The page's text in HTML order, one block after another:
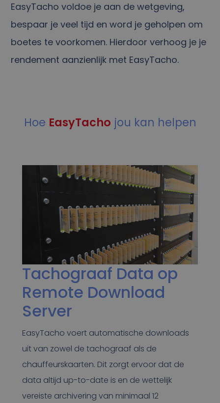
EasyTacho voldoe je aan de wetgeving,
bespaar je veel tijd en word je geholpen om
boetes te voorkomen. Hierdoor verhoog je je
rendement aanzienlijk met EasyTacho.
Hoe EasyTacho jou kan helpen
Tachograaf Data op
Remote Download
Server
EasyTacho voert automatische downloads
uit van zowel de tachograaf als de
chauffeurskaarten. Dit zorgt ervoor dat de
data altijd up-to-date is en de wettelijk
vereiste archivering van minimaal 12